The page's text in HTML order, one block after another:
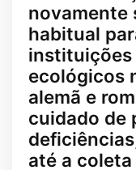
novamente
habitual
instituições
ecológicos
alemã e
cuidado de
até a